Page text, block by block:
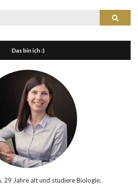
Suche
Das bin ich :)
29 Jahre alt und studiere Biologie.